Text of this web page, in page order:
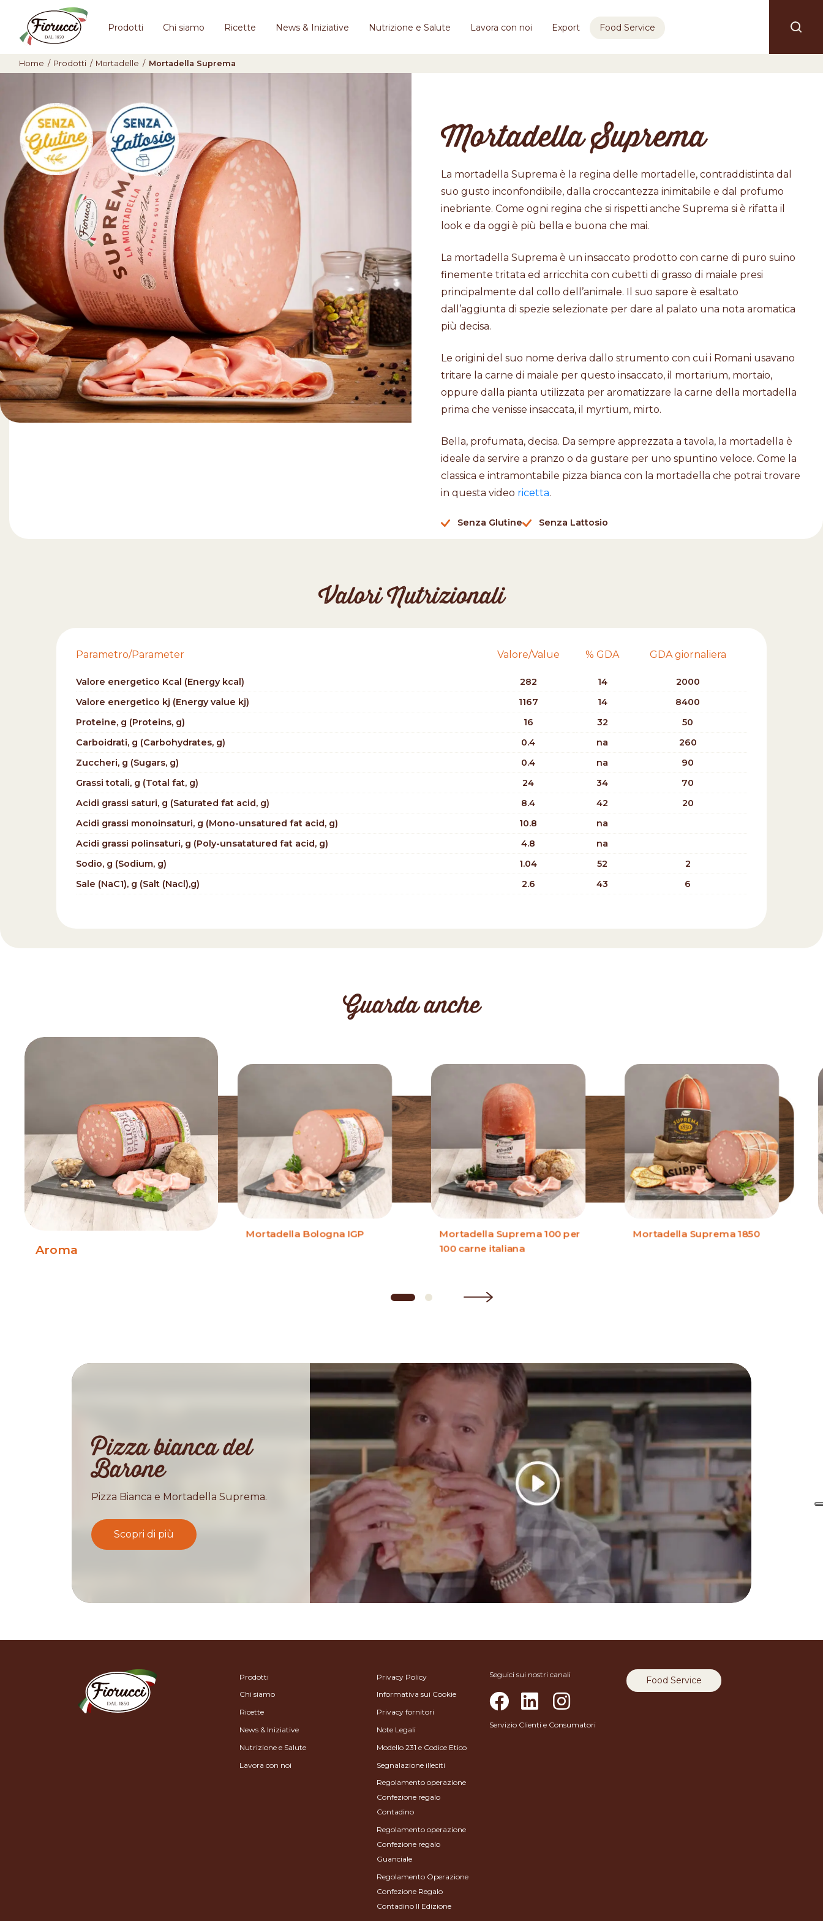
Prodotti Chi siamo Ricette News & Iniziative Nutrizione e Salute Lavora con noi Export Food Service
Home / Prodotti / Mortadelle / Mortadella Suprema
Mortadella Suprema
La mortadella Suprema è la regina delle mortadelle, contraddistinta dal
suo gusto inconfondibile, dalla croccantezza inimitabile e dal profumo
inebriante. Come ogni regina che si rispetti anche Suprema si è rifatta il
look e da oggi è più bella e buona che mai.
La mortadella Suprema è un insaccato prodotto con carne di puro suino
finemente tritata ed arricchita con cubetti di grasso di maiale presi
principalmente dal collo dell’animale. Il suo sapore è esaltato
dall’aggiunta di spezie selezionate per dare al palato una nota aromatica
più decisa.
Le origini del suo nome deriva dallo strumento con cui i Romani usavano
tritare la carne di maiale per questo insaccato, il mortarium, mortaio,
oppure dalla pianta utilizzata per aromatizzare la carne della mortadella
prima che venisse insaccata, il myrtium, mirto.
Bella, profumata, decisa. Da sempre apprezzata a tavola, la mortadella è
ideale da servire a pranzo o da gustare per uno spuntino veloce. Come la
classica e intramontabile pizza bianca con la mortadella che potrai trovare
in questa video ricetta.
Senza Glutine Senza Lattosio
Valori Nutrizionali
Parametro/Parameter Valore/Value % GDA GDA giornaliera
Valore energetico Kcal (Energy kcal) 282 14
2000
Valore energetico kj (Energy value kj)
1167 14
8400
Proteine, g (Proteins, g)
16 32
50
Carboidrati, g (Carbohydrates, g)
0.4 na
260
Zuccheri, g (Sugars, g)
0.4 na
90
Grassi totali, g (Total fat, g)
24 34
70
Acidi grassi saturi, g (Saturated fat acid, g)
8.4 42
20
Acidi grassi monoinsaturi, g (Mono-unsatured fat acid, g)
10.8
na
Acidi grassi polinsaturi, g (Poly-unsatatured fat acid, g)
4.8
na
Sodio, g (Sodium, g)
1.04 52
2
Sale (NaC1), g (Salt (Nacl),g)
2.6 43 6
Guarda anche
Aroma
Mortadella Bologna IGP
Mortadella Suprema 100 per
100 carne italiana
Mortadella Suprema 1850
Pizza bianca del
Barone
Pizza Bianca e Mortadella Suprema.
Scopri di più
Prodotti
Chi siamo
Ricette
News & Iniziative
Nutrizione e Salute
Lavora con noi
Privacy Policy
Informativa sui Cookie
Privacy fornitori
Note Legali
Modello 231 e Codice Etico
Segnalazione illeciti
Regolamento operazione
Confezione regalo
Contadino
Regolamento operazione
Confezione regalo
Guanciale
Regolamento Operazione
Confezione Regalo
Contadino II Edizione
Seguici sui nostri canali
Servizio Clienti e Consumatori
Food Service